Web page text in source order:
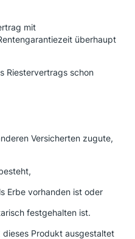
mit
überhaupt
Riestervertrags schon
Versicherten zugute,
Erbe vorhanden ist oder
festgehalten ist.
dieses Produkt ausgestaltet